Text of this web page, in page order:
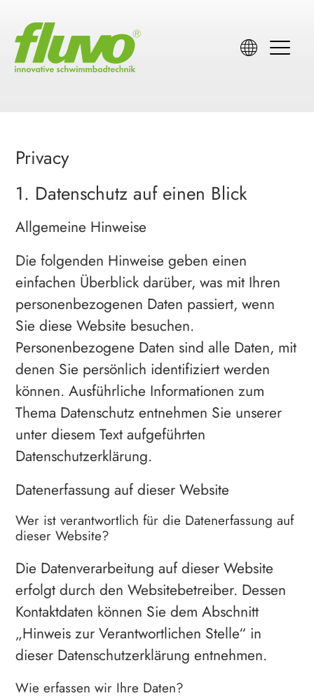
Privacy
1. Datenschutz auf einen Blick
Allgemeine Hinweise
Die folgenden Hinweise geben einen
einfachen Überblick darüber, was mit Ihren
personenbezogenen Daten passiert, wenn
Sie diese Website besuchen.
Personenbezogene Daten sind alle Daten, mit
denen Sie persönlich identifiziert werden
können. Ausführliche Informationen zum
Thema Datenschutz entnehmen Sie unserer
unter diesem Text aufgeführten
Datenschutzerklärung.
Datenerfassung auf dieser Website
Wer ist verantwortlich für die Datenerfassung auf
dieser Website?
Die Datenverarbeitung auf dieser Website
erfolgt durch den Websitebetreiber. Dessen
Kontaktdaten können Sie dem Abschnitt
„Hinweis zur Verantwortlichen Stelle“ in
dieser Datenschutzerklärung entnehmen.
Wie erfassen wir Ihre Daten?